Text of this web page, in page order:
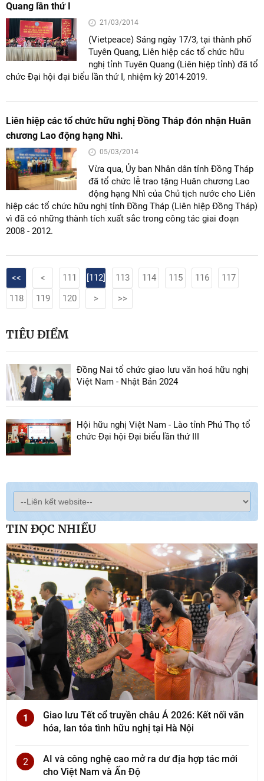
Quang lần thứ I
21/03/2014
(Vietpeace) Sáng ngày 17/3, tại thành phố
Tuyên Quang, Liên hiệp các tổ chức hữu
nghị tỉnh Tuyên Quang (Liên hiệp tỉnh) đã tổ
chức Đại hội đại biểu lần thứ I, nhiệm kỳ 2014-2019.
Liên hiệp các tổ chức hữu nghị Đồng Tháp đón nhận Huân
chương Lao động hạng Nhì.
05/03/2014
Vừa qua, Ủy ban Nhân dân tỉnh Đồng Tháp
đã tổ chức lễ trao tặng Huân chương Lao
động hạng Nhì của Chủ tịch nước cho Liên
hiệp các tổ chức hữu nghị tỉnh Đồng Tháp (Liên hiệp Đồng Tháp)
vì đã có những thành tích xuất sắc trong công tác giai đoạn
2008 - 2012.
<< < 111 [112] 113 114 115 116
117
118
119 120 > >>
TIÊU ĐIỂM
Đồng Nai tổ chức giao lưu văn hoá hữu nghị
Việt Nam - Nhật Bản 2024
Hội hữu nghị Việt Nam - Lào tỉnh Phú Thọ tổ
chức Đại hội Đại biểu lần thứ III
TIN ĐỌC NHIỀU
1
Giao lưu Tết cổ truyền châu Á 2026: Kết nối văn
hóa, lan tỏa tình hữu nghị tại Hà Nội
2
AI và công nghệ cao mở ra dư địa hợp tác mới
cho Việt Nam và Ấn Độ